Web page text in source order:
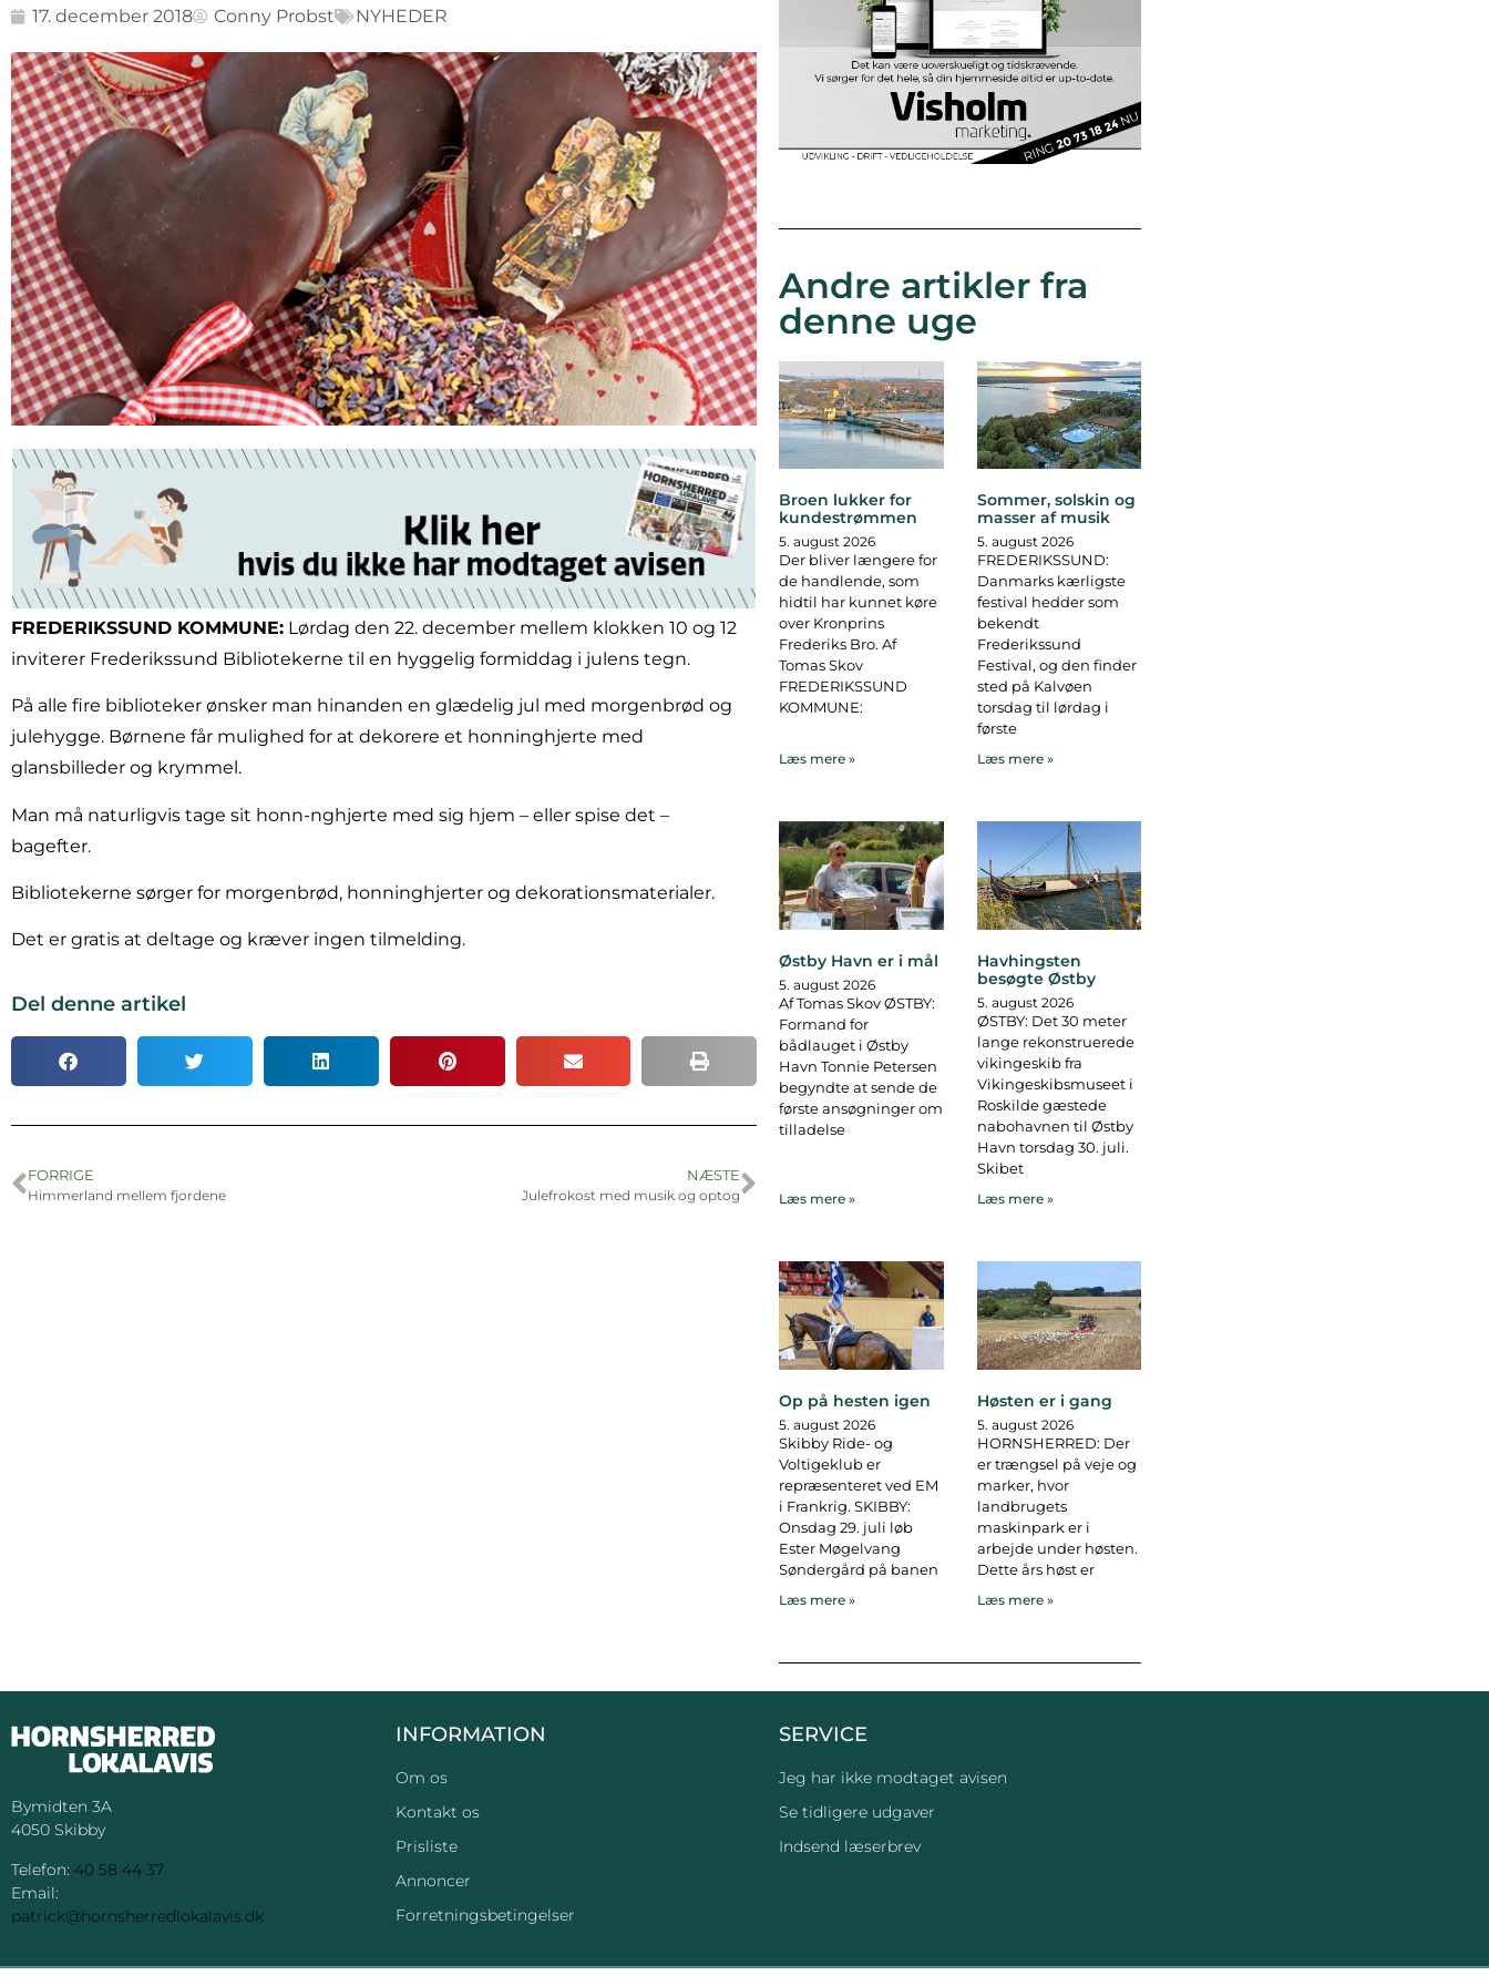
17. december 2018 Conny Probst NYHEDER
FREDERIKSSUND KOMMUNE: Lørdag den 22. december mellem klokken 10 og 12
inviterer Frederikssund Bibliotekerne til en hyggelig formiddag i julens tegn.
På alle fire biblioteker ønsker man hinanden en glædelig jul med morgenbrød og
julehygge. Børnene får mulighed for at dekorere et honninghjerte med
glansbilleder og krymmel.
Man må naturligvis tage sit honn-nghjerte med sig hjem – eller spise det –
bagefter.
Bibliotekerne sørger for morgenbrød, honninghjerter og dekorationsmaterialer.
Det er gratis at deltage og kræver ingen tilmelding.
Del denne artikel
FORRIGE
Himmerland mellem fjordene
NÆSTE
Julefrokost med musik og optog
Andre artikler fra
denne uge
Broen lukker for
kundestrømmen
5. august 2026
Der bliver længere for
de handlende, som
hidtil har kunnet køre
over Kronprins
Frederiks Bro. Af
Tomas Skov
FREDERIKSSUND
KOMMUNE:
Læs mere »
Sommer, solskin og
masser af musik
5. august 2026
FREDERIKSSUND:
Danmarks kærligste
festival hedder som
bekendt
Frederikssund
Festival, og den finder
sted på Kalvøen
torsdag til lørdag i
første
Læs mere »
Østby Havn er i mål
5. august 2026
Af Tomas Skov ØSTBY:
Formand for
bådlauget i Østby
Havn Tonnie Petersen
begyndte at sende de
første ansøgninger om
tilladelse
Læs mere »
Havhingsten
besøgte Østby
5. august 2026
ØSTBY: Det 30 meter
lange rekonstruerede
vikingeskib fra
Vikingeskibsmuseet i
Roskilde gæstede
nabohavnen til Østby
Havn torsdag 30. juli.
Skibet
Læs mere »
Op på hesten igen
5. august 2026
Skibby Ride- og
Voltigeklub er
repræsenteret ved EM
i Frankrig. SKIBBY:
Onsdag 29. juli løb
Ester Møgelvang
Søndergård på banen
Læs mere »
Høsten er i gang
5. august 2026
HORNSHERRED: Der
er trængsel på veje og
marker, hvor
landbrugets
maskinpark er i
arbejde under høsten.
Dette års høst er
Læs mere »
Bymidten 3A
4050 Skibby
Telefon: 40 58 44 37
Email:
patrick@hornsherredlokalavis.dk
INFORMATION
Om os
Kontakt os
Prisliste
Annoncer
Forretningsbetingelser
SERVICE
Jeg har ikke modtaget avisen
Se tidligere udgaver
Indsend læserbrev